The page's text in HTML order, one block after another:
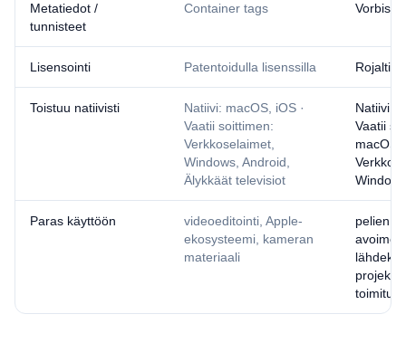
Metatiedot /
tunnisteet
Container tags Vorbis
Lisensointi Patentoidulla lisenssilla
Toistuu natiivisti
Natiivi: macOS, iOS ·
Vaatii soittimen:
Verkkoselaimet,
Windows, Android,
Älykkäät televisiot
Natiivi:
Vaatii
macOS,
Windows
Paras käyttöön
videoeditointi, Apple-
ekosysteemi, kameran
materiaali
pelien
avoimen
toimitus